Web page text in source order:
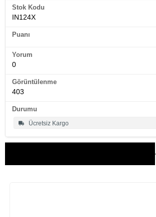
Stok Kodu
IN124X
Puanı
Yorum
0
Görüntülenme
403
Durumu
Ücretsiz Kargo